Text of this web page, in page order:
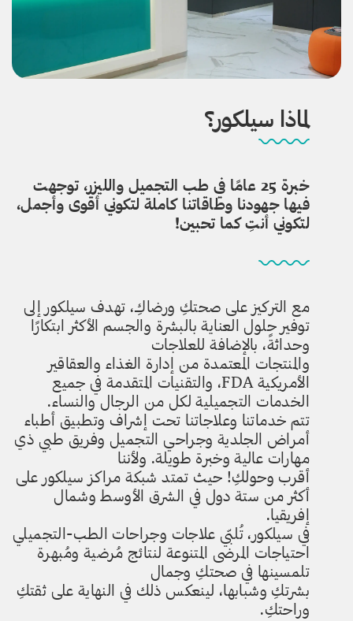
لماذا سيلكور؟
خبرة 25 عامًا في طب التجميل والليزر، توجهت
فيها جهودنا وطاقاتنا كاملة لتكوني أقوى وأجمل،
لتكوني أنتِ كما تحبين!
مع التركيز على صحتكِ ورضاكِ، تهدف سيلكور إلى
توفير حلول العناية بالبشرة والجسم الأكثر ابتكارًا
وحداثةً، بالإضافة للعلاجات
والمنتجات المعتمدة من إدارة الغذاء والعقاقير
الأمريكية FDA، والتقنيات المتقدمة في جميع
الخدمات التجميلية لكل من الرجال والنساء.
تتم خدماتنا وعلاجاتنا تحت إشراف وتطبيق أطباء
أمراض الجلدية وجراحي التجميل وفريق طبي ذي
مهارات عالية وخبرة طويلة. ولأننا
أقرب وحولكِ! حيث تمتد شبكة مراكز سيلكور على
أكثر من ستة دول في الشرق الأوسط وشمال
إفريقيا.
في سيلكور، تُلبّي علاجات وجراحات الطب-التجميلي
احتياجات المرضى المتنوعة لنتائج مُرضية ومُبهرة
تلمسينها في صحتكِ وجمال
بشرتكِ وشبابها، لينعكس ذلك في النهاية على ثقتكِ
وراحتكِ.